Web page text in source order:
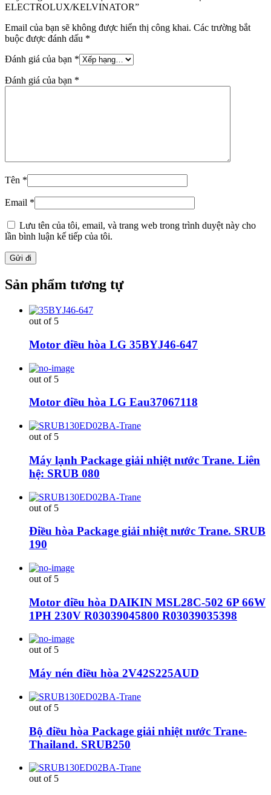
ELECTROLUX/KELVINATOR”
Email của bạn sẽ không được hiển thị công khai. Các trường bắt
buộc được đánh dấu *
Đánh giá của bạn *
Đánh giá của bạn *
Tên *
Email *
Lưu tên của tôi, email, và trang web trong trình duyệt này cho
lần bình luận kế tiếp của tôi.
Sản phẩm tương tự
out of 5
Motor điều hòa LG 35BYJ46-647
out of 5
Motor điều hòa LG Eau37067118
out of 5
Máy lạnh Package giải nhiệt nước Trane. Liên
hệ: SRUB 080
out of 5
Điều hòa Package giải nhiệt nước Trane. SRUB
190
out of 5
Motor điều hòa DAIKIN MSL28C-502 6P 66W
1PH 230V R03039045800 R03039035398
out of 5
Máy nén điều hòa 2V42S225AUD
out of 5
Bộ điều hòa Package giải nhiệt nước Trane-
Thailand. SRUB250
out of 5